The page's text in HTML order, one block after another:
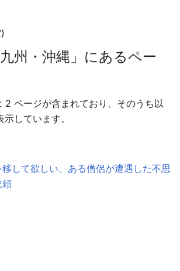
州・沖縄」にあるペー
2 ページが含まれており、そのうち以
しています。
して欲しい。ある僧侶が遭遇した不思
頼